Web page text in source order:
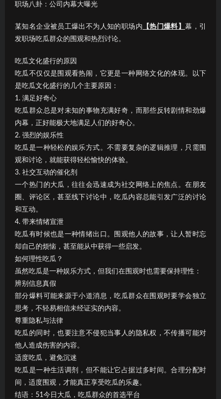
职场八卦：公司内幕大曝光
某知名企业被员工爆出不为人知的职场内 【热门爆料】幕，引
发职场吃瓜群众的围观和热烈讨论。
吃瓜文化盛行的原因
吃瓜不仅仅是围观看热闹，它更是一种网络文化的体现。以下
是吃瓜文化盛行的几个主要原因：
1. 满足好奇心
吃瓜群众总是对未知的事物充满好奇，而那些反转剧情和劲爆
内幕，正好能极大地满足人们的好奇心。
2. 强烈的娱乐性
吃瓜是一种轻松的娱乐方式。不需要复杂的逻辑推理，只需围
观和讨论，就能获得轻松愉快的体验。
3. 社交互动的催化剂
一个热门的大瓜，往往会迅速成为社交网络上的焦点。在朋友
圈、评论区，甚至线下讨论中，吃瓜内容总能引发广泛的讨论
和互动。
4. 带来情绪宣泄
吃瓜有时候也是一种情绪出口。围观他人的故事，让人暂时忘
却自己的烦恼，甚至能从中获得一些启发。
如何理性吃瓜？
虽然吃瓜是一种娱乐方式，但我们在围观时也需要保持理性：
辨别信息真假
部分爆料可能来源于小道消息，吃瓜群众在围观时要学会独立
思考，不轻易相信未经证实的内容。
尊重隐私与法律
吃瓜的同时，也要注意不侵犯当事人的隐私权，不传播可能对
他人造成伤害的内容。
适度吃瓜，避免沉迷
吃瓜是一种生活调剂，但不能让它占据过多时间。合理分配时
间，适度围观，才能真正享受吃瓜的乐趣。
结语：51今日大瓜，吃瓜群众的首选平台